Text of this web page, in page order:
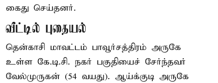
கைது செய்தனர்.
வீட்டில் புதையல்
தென்காசி மாவட்டம் பாவூர்சத்திரம் அருகே
உள்ள கே.டி.சி. நகர் பகுதியைச் சேர்ந்தவர்
வேல்முருகன் (54 வயது). ஆய்க்குடி அருகே